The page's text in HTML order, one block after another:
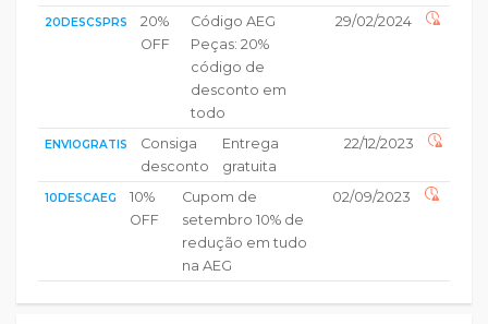
20DESCSPRS
20%
OFF
Código AEG
Peças: 20%
código de
desconto em
todo
29/02/2024
ENVIOGRATIS
Consiga
desconto
Entrega
gratuita
22/12/2023
10DESCAEG
10%
OFF
Cupom de
setembro 10% de
redução em tudo
na AEG
02/09/2023